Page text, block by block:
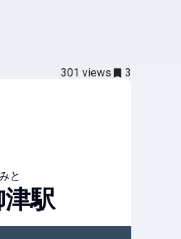
301 views 3
と
駅